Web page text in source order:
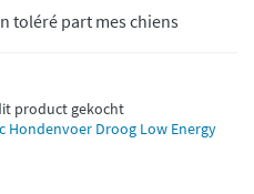
toléré part mes chiens
product gekocht
Hondenvoer Droog Low Energy